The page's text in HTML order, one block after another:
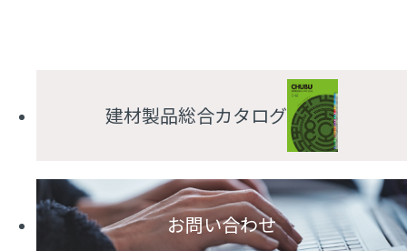
建材製品総合カタログ
お問い合わせ